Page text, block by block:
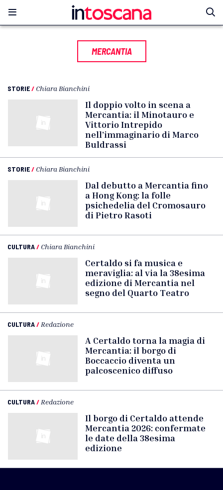
MERCANTIA
STORIE/ Chiara Bianchini
Il doppio volto in scena a
Mercantia: il Minotauro e
Vittorio Intrepido
nell’immaginario di Marco
Buldrassi
STORIE/ Chiara Bianchini
Dal debutto a Mercantia fino
a Hong Kong: la folle
psichedelia del Cromosauro
di Pietro Rasoti
CULTURA/ Chiara Bianchini
Certaldo si fa musica e
meraviglia: al via la 38esima
edizione di Mercantia nel
segno del Quarto Teatro
CULTURA/ Redazione
A Certaldo torna la magia di
Mercantia: il borgo di
Boccaccio diventa un
palcoscenico diffuso
CULTURA/ Redazione
Il borgo di Certaldo attende
Mercantia 2026: confermate
le date della 38esima
edizione